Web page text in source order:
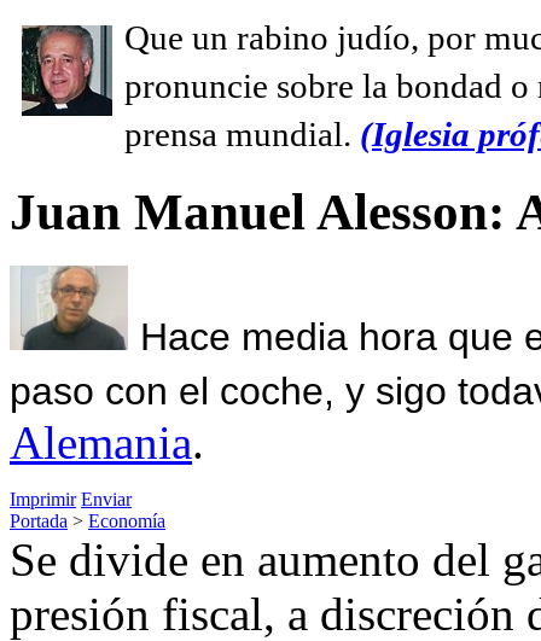
Que un rabino judío, por
pronuncie sobre la bondad
prensa mundial. (Iglesia
Juan Manuel Alesson:
Hace media hora que
paso con el coche, y sigo
Alemania.
Imprimir Enviar
Portada > Economía
Se divide en aumento del
presión fiscal, a discreción